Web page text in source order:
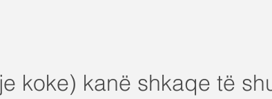
koke) kanë shkaqe të